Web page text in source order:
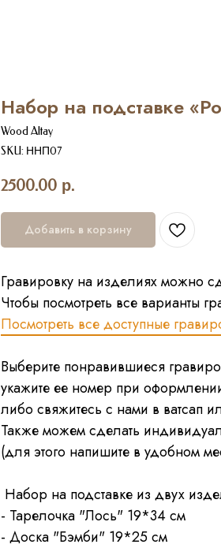
Набор на подставке
Wood Altay
SKU: ННП07
2500.00 р.
Добавить в корзину
Гравировку на изделиях можно
Чтобы посмотреть все варианты
Посмотреть все доступные
Выберите понравившиеся
укажите ее номер при
либо свяжитесь с нами в ватсап
Также можем сделать
(для этого напишите в удобном
Набор на подставке из двух
- Тарелочка "Лось" 19*34 см
- Доска "Бэмби" 19*25 см